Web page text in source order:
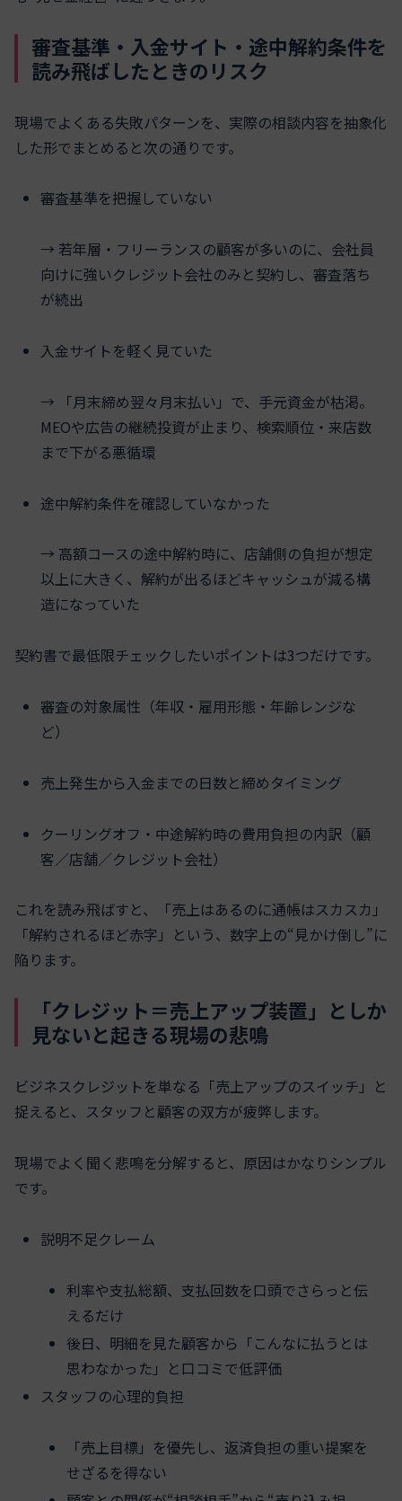
審査基準・入金サイト・途中解約条件を
読み飛ばしたときのリスク
現場でよくある失敗パターンを、実際の相談内容を抽象化
した形でまとめると次の通りです。
審査基準を把握していない
→ 若年層・フリーランスの顧客が多いのに、会社員
向けに強いクレジット会社のみと契約し、審査落ち
が続出
入金サイトを軽く見ていた
→ 「月末締め翌々月末払い」で、手元資金が枯渇。
MEOや広告の継続投資が止まり、検索順位・来店数
まで下がる悪循環
途中解約条件を確認していなかった
→ 高額コースの途中解約時に、店舗側の負担が想定
以上に大きく、解約が出るほどキャッシュが減る構
造になっていた
契約書で最低限チェックしたいポイントは3つだけです。
審査の対象属性（年収・雇用形態・年齢レンジな
ど）
売上発生から入金までの日数と締めタイミング
クーリングオフ・中途解約時の費用負担の内訳（顧
客／店舗／クレジット会社）
これを読み飛ばすと、「売上はあるのに通帳はスカスカ」
「解約されるほど赤字」という、数字上の“見かけ倒し”に
陥ります。
「クレジット＝売上アップ装置」としか
見ないと起きる現場の悲鳴
ビジネスクレジットを単なる「売上アップのスイッチ」と
捉えると、スタッフと顧客の双方が疲弊します。
現場でよく聞く悲鳴を分解すると、原因はかなりシンプル
です。
説明不足クレーム
利率や支払総額、支払回数を口頭でさらっと伝
えるだけ
後日、明細を見た顧客から「こんなに払うとは
思わなかった」と口コミで低評価
スタッフの心理的負担
「売上目標」を優先し、返済負担の重い提案を
せざるを得ない